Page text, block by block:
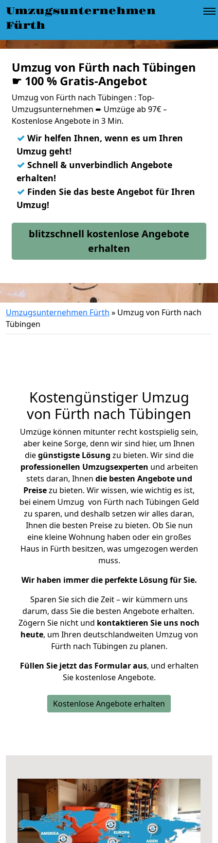
Umzugsunternehmen
Fürth
Umzug von Fürth nach Tübingen
☛ 100 % Gratis-Angebot
Umzug von Fürth nach Tübingen : Top-
Umzugsunternehmen ➨ Umzüge ab 97€ –
Kostenlose Angebote in 3 Min.
✓ Wir helfen Ihnen, wenn es um Ihren
Umzug geht!
✓ Schnell & unverbindlich Angebote
erhalten!
✓ Finden Sie das beste Angebot für Ihren
Umzug!
blitzschnell kostenlose Angebote
erhalten
Umzugsunternehmen Fürth » Umzug von Fürth nach
Tübingen
Kostengünstiger Umzug
von Fürth nach Tübingen
Umzüge können mitunter recht kostspielig sein,
aber keine Sorge, denn wir sind hier, um Ihnen
diegünstigste Lösung zu bieten. Wir sind die
professionellen Umzugsexperten und arbeiten
stets daran, Ihnen die besten Angebote und
Preisezu bieten. Wir wissen, wie wichtig es ist,
bei einem Umzug von Fürth nach Tübingen Geld
zu sparen, und deshalb setzen wir alles daran,
Ihnen die besten Preise zu bieten. Ob Sie nun
eine kleine Wohnung haben oder ein großes
Haus in Fürth besitzen, was umgezogen werden
muss.
Wir haben immer die perfekte Lösung für Sie.
Sparen Sie sich die Zeit – wir kümmern uns
darum, dass Sie die besten Angebote erhalten.
Zögern Sie nicht und kontaktieren Sie uns noch
heute, um Ihren deutschlandweiten Umzug von
Fürth nach Tübingen zu planen.
Füllen Sie jetzt das Formular aus, und erhalten
Sie kostenlose Angebote.
Kostenlose Angebote erhalten